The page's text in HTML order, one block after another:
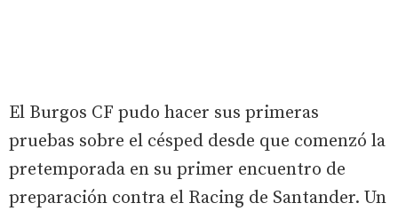
El Burgos CF pudo hacer sus primeras
pruebas sobre el césped desde que comenzó la
pretemporada en su primer encuentro de
preparación contra el Racing de Santander. Un